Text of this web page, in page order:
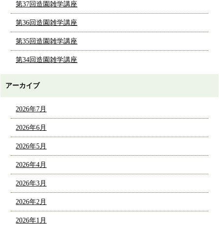
第37回造園雑学講座
第36回造園雑学講座
第35回造園雑学講座
第34回造園雑学講座
アーカイブ
2026年7月
2026年6月
2026年5月
2026年4月
2026年3月
2026年2月
2026年1月